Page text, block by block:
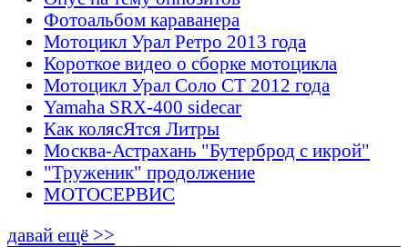
Фотоальбом караванера
Мотоцикл Урал Ретро 2013 года
Короткое видео о сборке мотоцикла
Мотоцикл Урал Соло СТ 2012 года
Yamaha SRX-400 sidecar
Как колясЯтся Литры
Москва-Астрахань "Бутерброд с икрой"
"Труженик" продолжение
МОТОСЕРВИС
давай ещё >>